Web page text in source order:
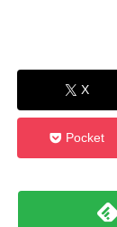
X
Pocket